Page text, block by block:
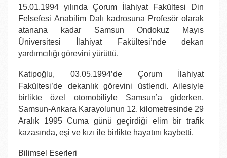
15.01.1994 yılında Çorum İlahiyat Fakültesi Din
Felsefesi Anabilim Dalı kadrosuna Profesör olarak
atanana kadar Samsun Ondokuz Mayıs
Üniversitesi İlahiyat Fakültesi’nde dekan
yardımcılığı görevini yürüttü.
Katipoğlu, 03.05.1994’de Çorum İlahiyat
Fakültesi’de dekanlık görevini üstlendi. Ailesiyle
birlikte özel otomobiliyle Samsun’a giderken,
Samsun-Ankara Karayolunun 12. kilometresinde 29
Aralık 1995 Cuma günü geçirdiği elim bir trafik
kazasında, eşi ve kızı ile birlikte hayatını kaybetti.
Bilimsel Eserleri